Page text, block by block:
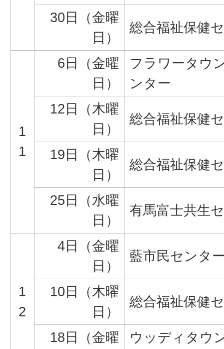
30日（金曜
日）
総合福祉保健
1
1
6日（金曜
日）
フラワータウ
ンター
12日（木曜
日）
総合福祉保健
19日（木曜
日）
総合福祉保健
25日（水曜
日）
有馬富士共生
1
2
4日（金曜
日）
藍市民センタ
10日（木曜
日）
総合福祉保健
18日（金曜
ウッディタウ